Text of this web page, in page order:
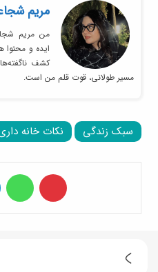
مریم
من مریم
ایده و
کشف
مسیر طولانی، قوت قلم من است.
سبک زندگی نکات خانه